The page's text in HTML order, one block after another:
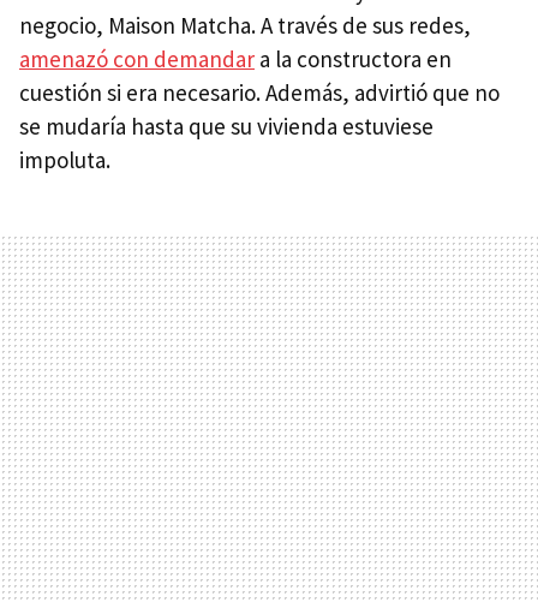
negocio, Maison Matcha. A través de sus redes,
amenazó con demandar a la constructora en
cuestión si era necesario. Además, advirtió que no
se mudaría hasta que su vivienda estuviese
impoluta.